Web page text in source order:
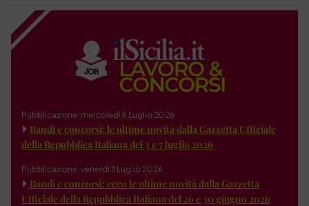
Pubblicazione: mercoledì 8 Luglio 2026
Bandi e concorsi: le ultime novità dalla Gazzetta Ufficiale
della Repubblica Italiana del 3 e 7 luglio 2026
Pubblicazione: venerdì 3 Luglio 2026
Bandi e concorsi: ecco le ultime novità dalla Gazzetta
Ufficiale della Repubblica Italiana del 26 e 30 giugno 2026